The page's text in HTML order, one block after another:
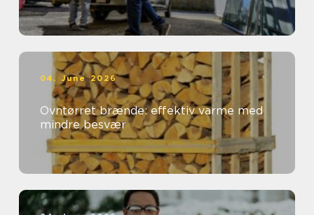
04. June 2026
Ovntørret brænde: effektiv varme med
mindre besvær